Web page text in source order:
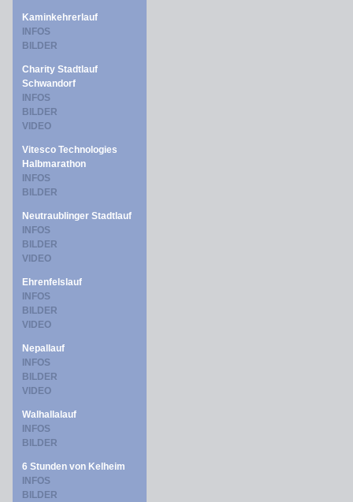
Kaminkehrerlauf
INFOS
BILDER
Charity Stadtlauf
Schwandorf
INFOS
BILDER
VIDEO
Vitesco Technologies
Halbmarathon
INFOS
BILDER
Neutraublinger Stadtlauf
INFOS
BILDER
VIDEO
Ehrenfelslauf
INFOS
BILDER
VIDEO
Nepallauf
INFOS
BILDER
VIDEO
Walhallalauf
INFOS
BILDER
6 Stunden von Kelheim
INFOS
BILDER